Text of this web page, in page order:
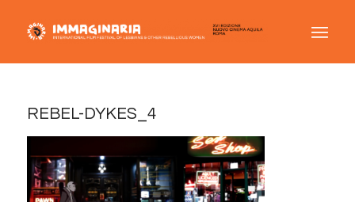
REBEL-DYKES_4